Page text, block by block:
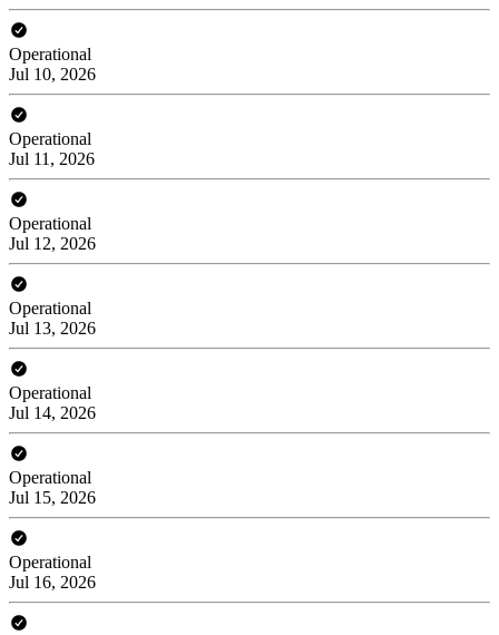
Operational
Jul 10, 2026
Operational
Jul 11, 2026
Operational
Jul 12, 2026
Operational
Jul 13, 2026
Operational
Jul 14, 2026
Operational
Jul 15, 2026
Operational
Jul 16, 2026